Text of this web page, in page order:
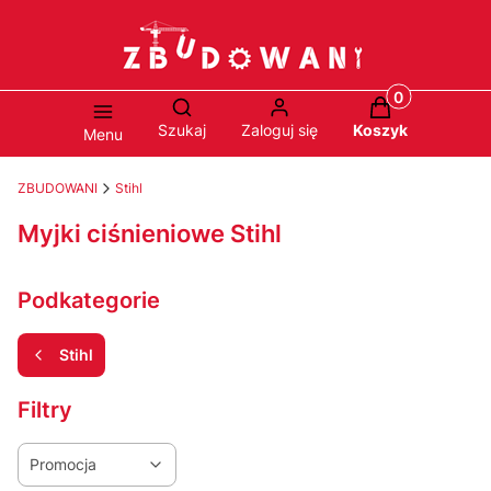
Menu
Otwórz wyszukiwarkę
Szukaj Zaloguj się
Produkty w
Koszyk
ZBUDOWANI Stihl
Myjki ciśnieniowe Stihl
Podkategorie
Stihl
Filtry
Promocja